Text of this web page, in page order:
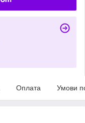
Оплата Умови